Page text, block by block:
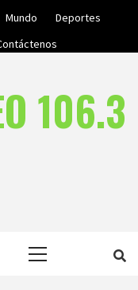
Mundo
Deportes
106.3